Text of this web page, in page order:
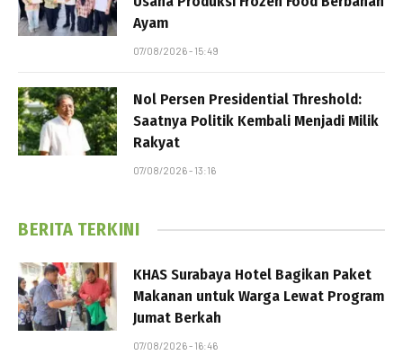
Ayam
07/08/2026 - 15:49
Nol Persen Presidential Threshold:
Saatnya Politik Kembali Menjadi Milik
Rakyat
07/08/2026 - 13:16
BERITA TERKINI
KHAS Surabaya Hotel Bagikan Paket
Makanan untuk Warga Lewat Program
Jumat Berkah
07/08/2026 - 16:46